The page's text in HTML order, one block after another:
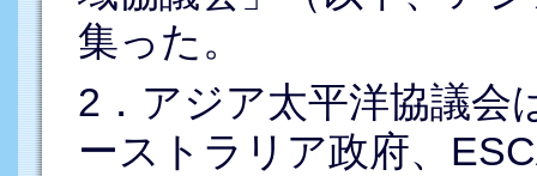
集った。
2．アジア太平洋協議会
ーストラリア政府、